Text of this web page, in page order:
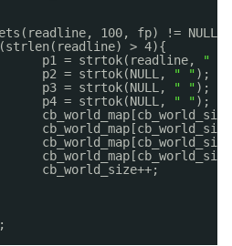
100, fp) != NULL
(strlen(readline) > 4){
p1 = strtok(readline,
" "
p2 = strtok(NULL,
" ");
p3 = strtok(NULL,
" ");
p4 = strtok(NULL,
" ");
cb_world_size++;